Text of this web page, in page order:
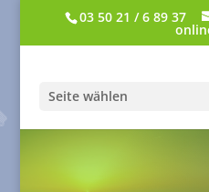
03 50 21 / 6 89 37
Seite wählen